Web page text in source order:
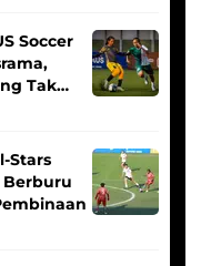
Soccer
Tak
Stars
Berburu